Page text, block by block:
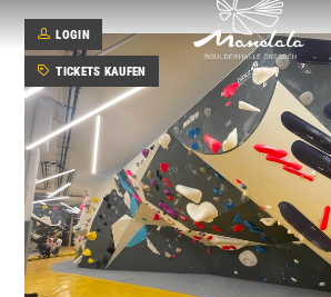
TICKETS KAUFEN
Hauptbereich
Kinderbereich
(coming soon)
LOGIN